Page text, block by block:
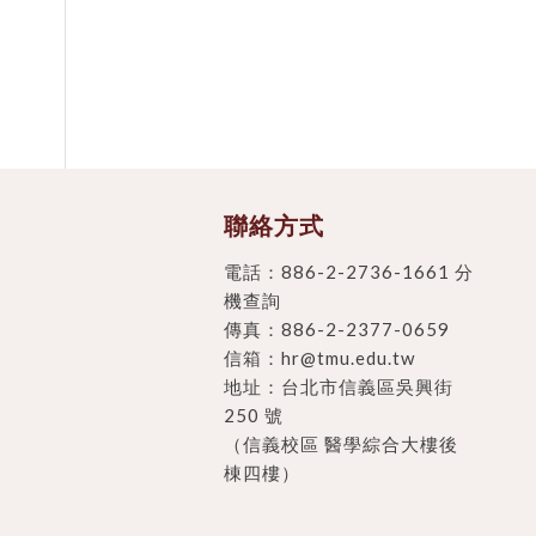
聯絡方式
電話： 886-2-2736-1661 分
機查詢
傳真：886-2-2377-0659
信箱： hr@tmu.edu.tw
地址： 台北市信義區吳興街
250 號
（信義校區 醫學綜合大樓後
棟四樓）